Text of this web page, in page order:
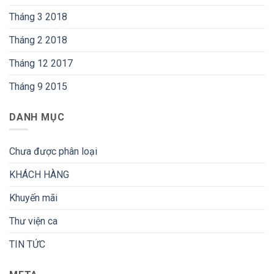
Tháng 3 2018
Tháng 2 2018
Tháng 12 2017
Tháng 9 2015
DANH MỤC
Chưa được phân loại
KHÁCH HÀNG
Khuyến mãi
Thư viện ca
TIN TỨC